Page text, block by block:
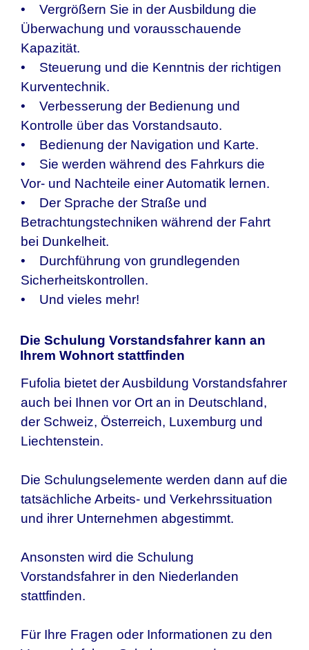
• Vergrößern Sie in der Ausbildung die
Überwachung und vorausschauende
Kapazität.
• Steuerung und die Kenntnis der richtigen
Kurventechnik.
• Verbesserung der Bedienung und
Kontrolle über das Vorstandsauto.
• Bedienung der Navigation und Karte.
• Sie werden während des Fahrkurs die
Vor- und Nachteile einer Automatik lernen.
• Der Sprache der Straße und
Betrachtungstechniken während der Fahrt
bei Dunkelheit.
• Durchführung von grundlegenden
Sicherheitskontrollen.
• Und vieles mehr!
Die Schulung Vorstandsfahrer kann an
Ihrem Wohnort stattfinden
Fufolia bietet der Ausbildung Vorstandsfahrer
auch bei Ihnen vor Ort an in Deutschland,
der Schweiz, Österreich, Luxemburg und
Liechtenstein.
Die Schulungselemente werden dann auf die
tatsächliche Arbeits- und Verkehrssituation
und ihrer Unternehmen abgestimmt.
Ansonsten wird die Schulung
Vorstandsfahrer in den Niederlanden
stattfinden.
Für Ihre Fragen oder Informationen zu den